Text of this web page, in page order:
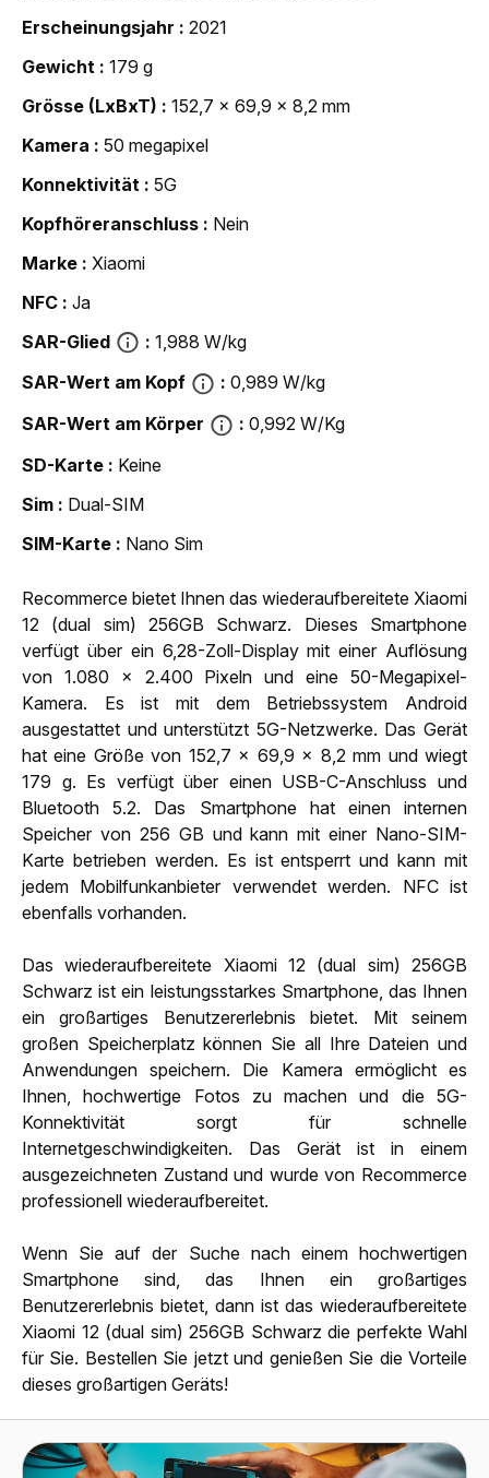
Erscheinungsjahr
2021
Gewicht
179 g
Grösse (LxBxT)
152,7 x 69,9 x 8,2 mm
Kamera
50 megapixel
Konnektivität
5G
Kopfhöreranschluss
Nein
Marke
Xiaomi
NFC
Ja
SAR-Glied
1,988 W/kg
SAR-Wert am Kopf
0,989 W/kg
SAR-Wert am Körper
0,992 W/Kg
SD-Karte
Keine
Sim
Dual-SIM
SIM-Karte
Nano Sim
Recommerce bietet Ihnen das wiederaufbereitete Xiaomi
12 (dual sim) 256GB Schwarz. Dieses Smartphone
verfügt über ein 6,28-Zoll-Display mit einer Auflösung
von 1.080 x 2.400 Pixeln und eine 50-Megapixel-
Kamera. Es ist mit dem Betriebssystem Android
ausgestattet und unterstützt 5G-Netzwerke. Das Gerät
hat eine Größe von 152,7 x 69,9 x 8,2 mm und wiegt
179 g. Es verfügt über einen USB-C-Anschluss und
Bluetooth 5.2. Das Smartphone hat einen internen
Speicher von 256 GB und kann mit einer Nano-SIM-
Karte betrieben werden. Es ist entsperrt und kann mit
jedem Mobilfunkanbieter verwendet werden. NFC ist
ebenfalls vorhanden.
Das wiederaufbereitete Xiaomi 12 (dual sim) 256GB
Schwarz ist ein leistungsstarkes Smartphone, das Ihnen
ein großartiges Benutzererlebnis bietet. Mit seinem
großen Speicherplatz können Sie all Ihre Dateien und
Anwendungen speichern. Die Kamera ermöglicht es
Ihnen, hochwertige Fotos zu machen und die 5G-
Konnektivität sorgt für schnelle
Internetgeschwindigkeiten. Das Gerät ist in einem
ausgezeichneten Zustand und wurde von Recommerce
professionell wiederaufbereitet.
Wenn Sie auf der Suche nach einem hochwertigen
Smartphone sind, das Ihnen ein großartiges
Benutzererlebnis bietet, dann ist das wiederaufbereitete
Xiaomi 12 (dual sim) 256GB Schwarz die perfekte Wahl
für Sie. Bestellen Sie jetzt und genießen Sie die Vorteile
dieses großartigen Geräts!